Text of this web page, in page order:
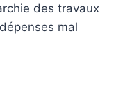
des travaux
mal